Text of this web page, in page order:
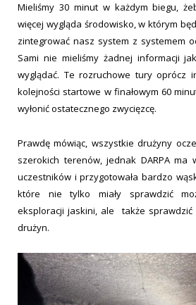
Mieliśmy 30 minut w każdym biegu,
więcej wygląda środowisko, w którym
zintegrować nasz system z systemem
Sami nie mieliśmy żadnej informacji
wyglądać. Te rozruchowe tury oprócz
kolejności startowe w finałowym 60
wyłonić ostatecznego zwycięzcę.
Prawdę mówiąc, wszystkie drużyny
szerokich terenów, jednak DARPA ma
uczestników i przygotowała bardzo
które nie tylko miały sprawdzić
eksploracji jaskini, ale także sprawdzić
drużyn.